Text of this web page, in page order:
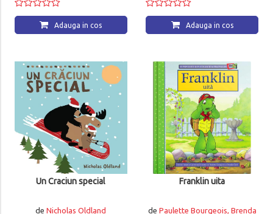
Adauga in cos Adauga in cos
Un Craciun special
deNicholas Oldland
Franklin uita
de Paulette Bourgeois, Brenda